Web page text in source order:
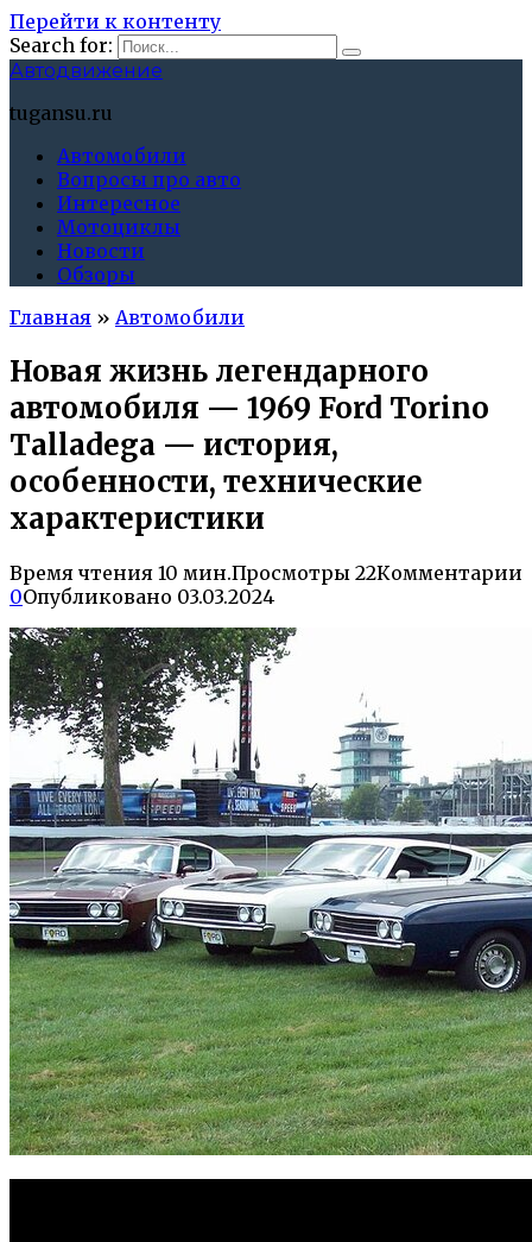
Перейти к контенту
Search for:
Автодвижение
tugansu.ru
Автомобили
Вопросы про авто
Интересное
Мотоциклы
Новости
Обзоры
Главная » Автомобили
Новая жизнь легендарного
автомобиля — 1969 Ford Torino
Talladega — история,
особенности, технические
характеристики
Время чтения 10 мин.Просмотры 22Комментарии
0Опубликовано 03.03.2024